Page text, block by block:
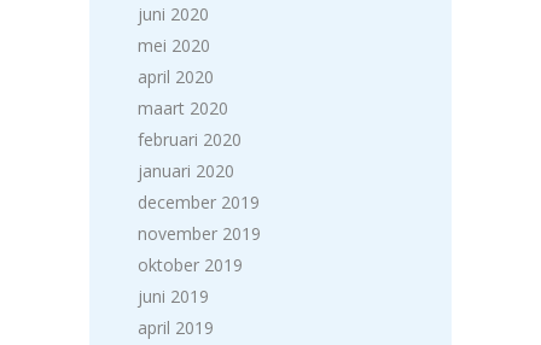
juni 2020
mei 2020
april 2020
maart 2020
februari 2020
januari 2020
december 2019
november 2019
oktober 2019
juni 2019
april 2019